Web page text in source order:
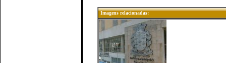
Imagens relacionadas: